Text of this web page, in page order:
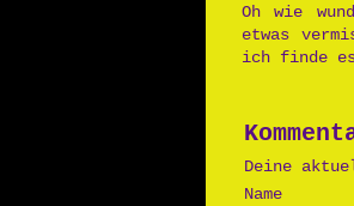
Oh wie
etwas
ich finde
Deine
Name